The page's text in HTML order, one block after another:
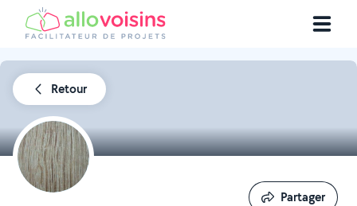
Retour
Partager
Partager